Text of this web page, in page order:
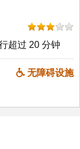
超过 20 分钟
无障碍设施